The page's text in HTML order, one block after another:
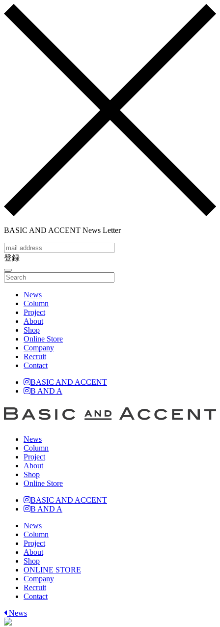
BASIC AND ACCENT News Letter
登録
toggle
navigation
News
Column
Project
About
Shop
Online Store
Company
Recruit
Contact
BASIC AND ACCENT
B AND A
News
Column
Project
About
Shop
Online Store
BASIC AND ACCENT
B AND A
News
Column
Project
About
Shop
ONLINE STORE
Company
Recruit
Contact
News